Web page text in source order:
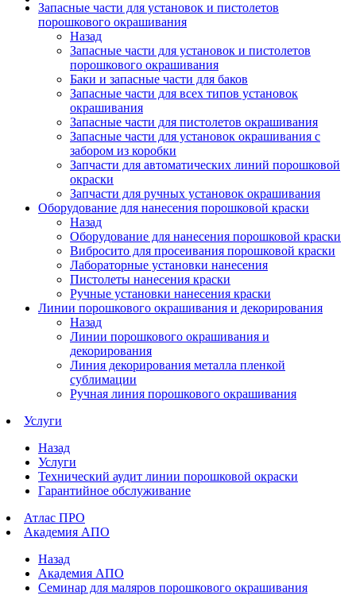
Запасные части для установок и пистолетов
порошкового окрашивания
Назад
Запасные части для установок и пистолетов
порошкового окрашивания
Баки и запасные части для баков
Запасные части для всех типов установок
окрашивания
Запасные части для пистолетов окрашивания
Запасные части для установок окрашивания с
забором из коробки
Запчасти для автоматических линий порошковой
окраски
Запчасти для ручных установок окрашивания
Оборудование для нанесения порошковой краски
Назад
Оборудование для нанесения порошковой краски
Вибросито для просеивания порошковой краски
Лабораторные установки нанесения
Пистолеты нанесения краски
Ручные установки нанесения краски
Линии порошкового окрашивания и декорирования
Назад
Линии порошкового окрашивания и
декорирования
Линия декорирования металла пленкой
сублимации
Ручная линия порошкового окрашивания
Услуги
Назад
Услуги
Технический аудит линии порошковой окраски
Гарантийное обслуживание
Атлас ПРО
Академия АПО
Назад
Академия АПО
Семинар для маляров порошкового окрашивания